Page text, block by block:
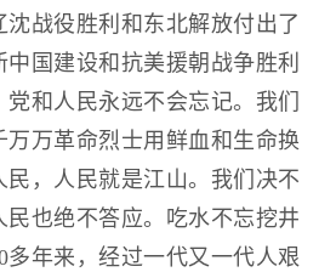
沈战役胜利和东北解放付出了
中国建设和抗美援朝战争胜利
和人民永远不会忘记。我们
万万革命烈士用鲜血和生命换
民，人民就是江山。我们决不
民也绝不答应。吃水不忘挖井
多年来，经过一代又一代人艰